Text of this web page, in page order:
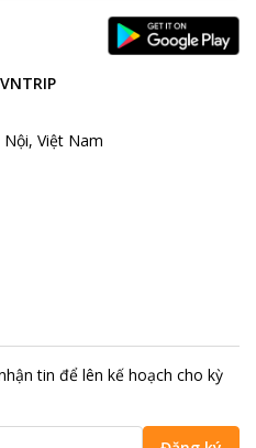
Việt Nam
tin để lên kế hoạch cho kỳ